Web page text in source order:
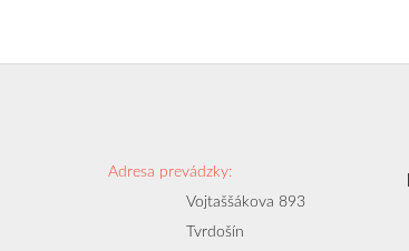
Adresa prevádzky:
Vojtaššákova 893
Tvrdošín